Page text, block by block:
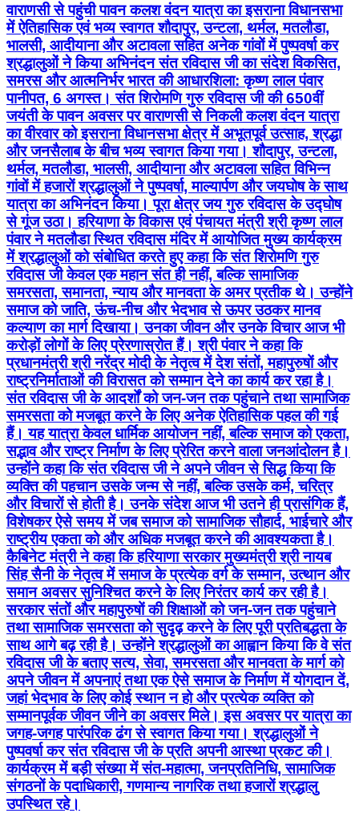
वाराणसी से पहुंची पावन कलश वंदन यात्रा का इसराना विधानसभा
में ऐतिहासिक एवं भव्य स्वागत शौदापुर, उन्टला, थर्मल, मतलौडा,
भालसी, आदीयाना और अटावला सहित अनेक गांवों में पुष्पवर्षा कर
श्रद्धालुओं ने किया अभिनंदन संत रविदास जी का संदेश विकसित,
समरस और आत्मनिर्भर भारत की आधारशिला: कृष्ण लाल पंवार
पानीपत, 6 अगस्त। संत शिरोमणि गुरु रविदास जी की 650वीं
जयंती के पावन अवसर पर वाराणसी से निकली कलश वंदन यात्रा
का वीरवार को इसराना विधानसभा क्षेत्र में अभूतपूर्व उत्साह, श्रद्धा
और जनसैलाब के बीच भव्य स्वागत किया गया। शौदापुर, उन्टला,
थर्मल, मतलौडा, भालसी, आदीयाना और अटावला सहित विभिन्न
गांवों में हजारों श्रद्धालुओं ने पुष्पवर्षा, माल्यार्पण और जयघोष के साथ
यात्रा का अभिनंदन किया। पूरा क्षेत्र जय गुरु रविदास के उद्घोष
से गूंज उठा। हरियाणा के विकास एवं पंचायत मंत्री श्री कृष्ण लाल
पंवार ने मतलौडा स्थित रविदास मंदिर में आयोजित मुख्य कार्यक्रम
में श्रद्धालुओं को संबोधित करते हुए कहा कि संत शिरोमणि गुरु
रविदास जी केवल एक महान संत ही नहीं, बल्कि सामाजिक
समरसता, समानता, न्याय और मानवता के अमर प्रतीक थे। उन्होंने
समाज को जाति, ऊंच-नीच और भेदभाव से ऊपर उठकर मानव
कल्याण का मार्ग दिखाया। उनका जीवन और उनके विचार आज भी
करोड़ों लोगों के लिए प्रेरणास्रोत हैं। श्री पंवार ने कहा कि
प्रधानमंत्री श्री नरेंद्र मोदी के नेतृत्व में देश संतों, महापुरुषों और
राष्ट्रनिर्माताओं की विरासत को सम्मान देने का कार्य कर रहा है।
संत रविदास जी के आदर्शों को जन-जन तक पहुंचाने तथा सामाजिक
समरसता को मजबूत करने के लिए अनेक ऐतिहासिक पहल की गई
हैं। यह यात्रा केवल धार्मिक आयोजन नहीं, बल्कि समाज को एकता,
सद्भाव और राष्ट्र निर्माण के लिए प्रेरित करने वाला जनआंदोलन है।
उन्होंने कहा कि संत रविदास जी ने अपने जीवन से सिद्ध किया कि
व्यक्ति की पहचान उसके जन्म से नहीं, बल्कि उसके कर्म, चरित्र
और विचारों से होती है। उनके संदेश आज भी उतने ही प्रासंगिक हैं,
विशेषकर ऐसे समय में जब समाज को सामाजिक सौहार्द, भाईचारे और
राष्ट्रीय एकता को और अधिक मजबूत करने की आवश्यकता है।
कैबिनेट मंत्री ने कहा कि हरियाणा सरकार मुख्यमंत्री श्री नायब
सिंह सैनी के नेतृत्व में समाज के प्रत्येक वर्ग के सम्मान, उत्थान और
समान अवसर सुनिश्चित करने के लिए निरंतर कार्य कर रही है।
सरकार संतों और महापुरुषों की शिक्षाओं को जन-जन तक पहुंचाने
तथा सामाजिक समरसता को सुदृढ़ करने के लिए पूरी प्रतिबद्धता के
साथ आगे बढ़ रही है। उन्होंने श्रद्धालुओं का आह्वान किया कि वे संत
रविदास जी के बताए सत्य, सेवा, समरसता और मानवता के मार्ग को
अपने जीवन में अपनाएं तथा एक ऐसे समाज के निर्माण में योगदान दें,
जहां भेदभाव के लिए कोई स्थान न हो और प्रत्येक व्यक्ति को
सम्मानपूर्वक जीवन जीने का अवसर मिले। इस अवसर पर यात्रा का
जगह-जगह पारंपरिक ढंग से स्वागत किया गया। श्रद्धालुओं ने
पुष्पवर्षा कर संत रविदास जी के प्रति अपनी आस्था प्रकट की।
कार्यक्रम में बड़ी संख्या में संत-महात्मा, जनप्रतिनिधि, सामाजिक
संगठनों के पदाधिकारी, गणमान्य नागरिक तथा हजारों श्रद्धालु
उपस्थित रहे।